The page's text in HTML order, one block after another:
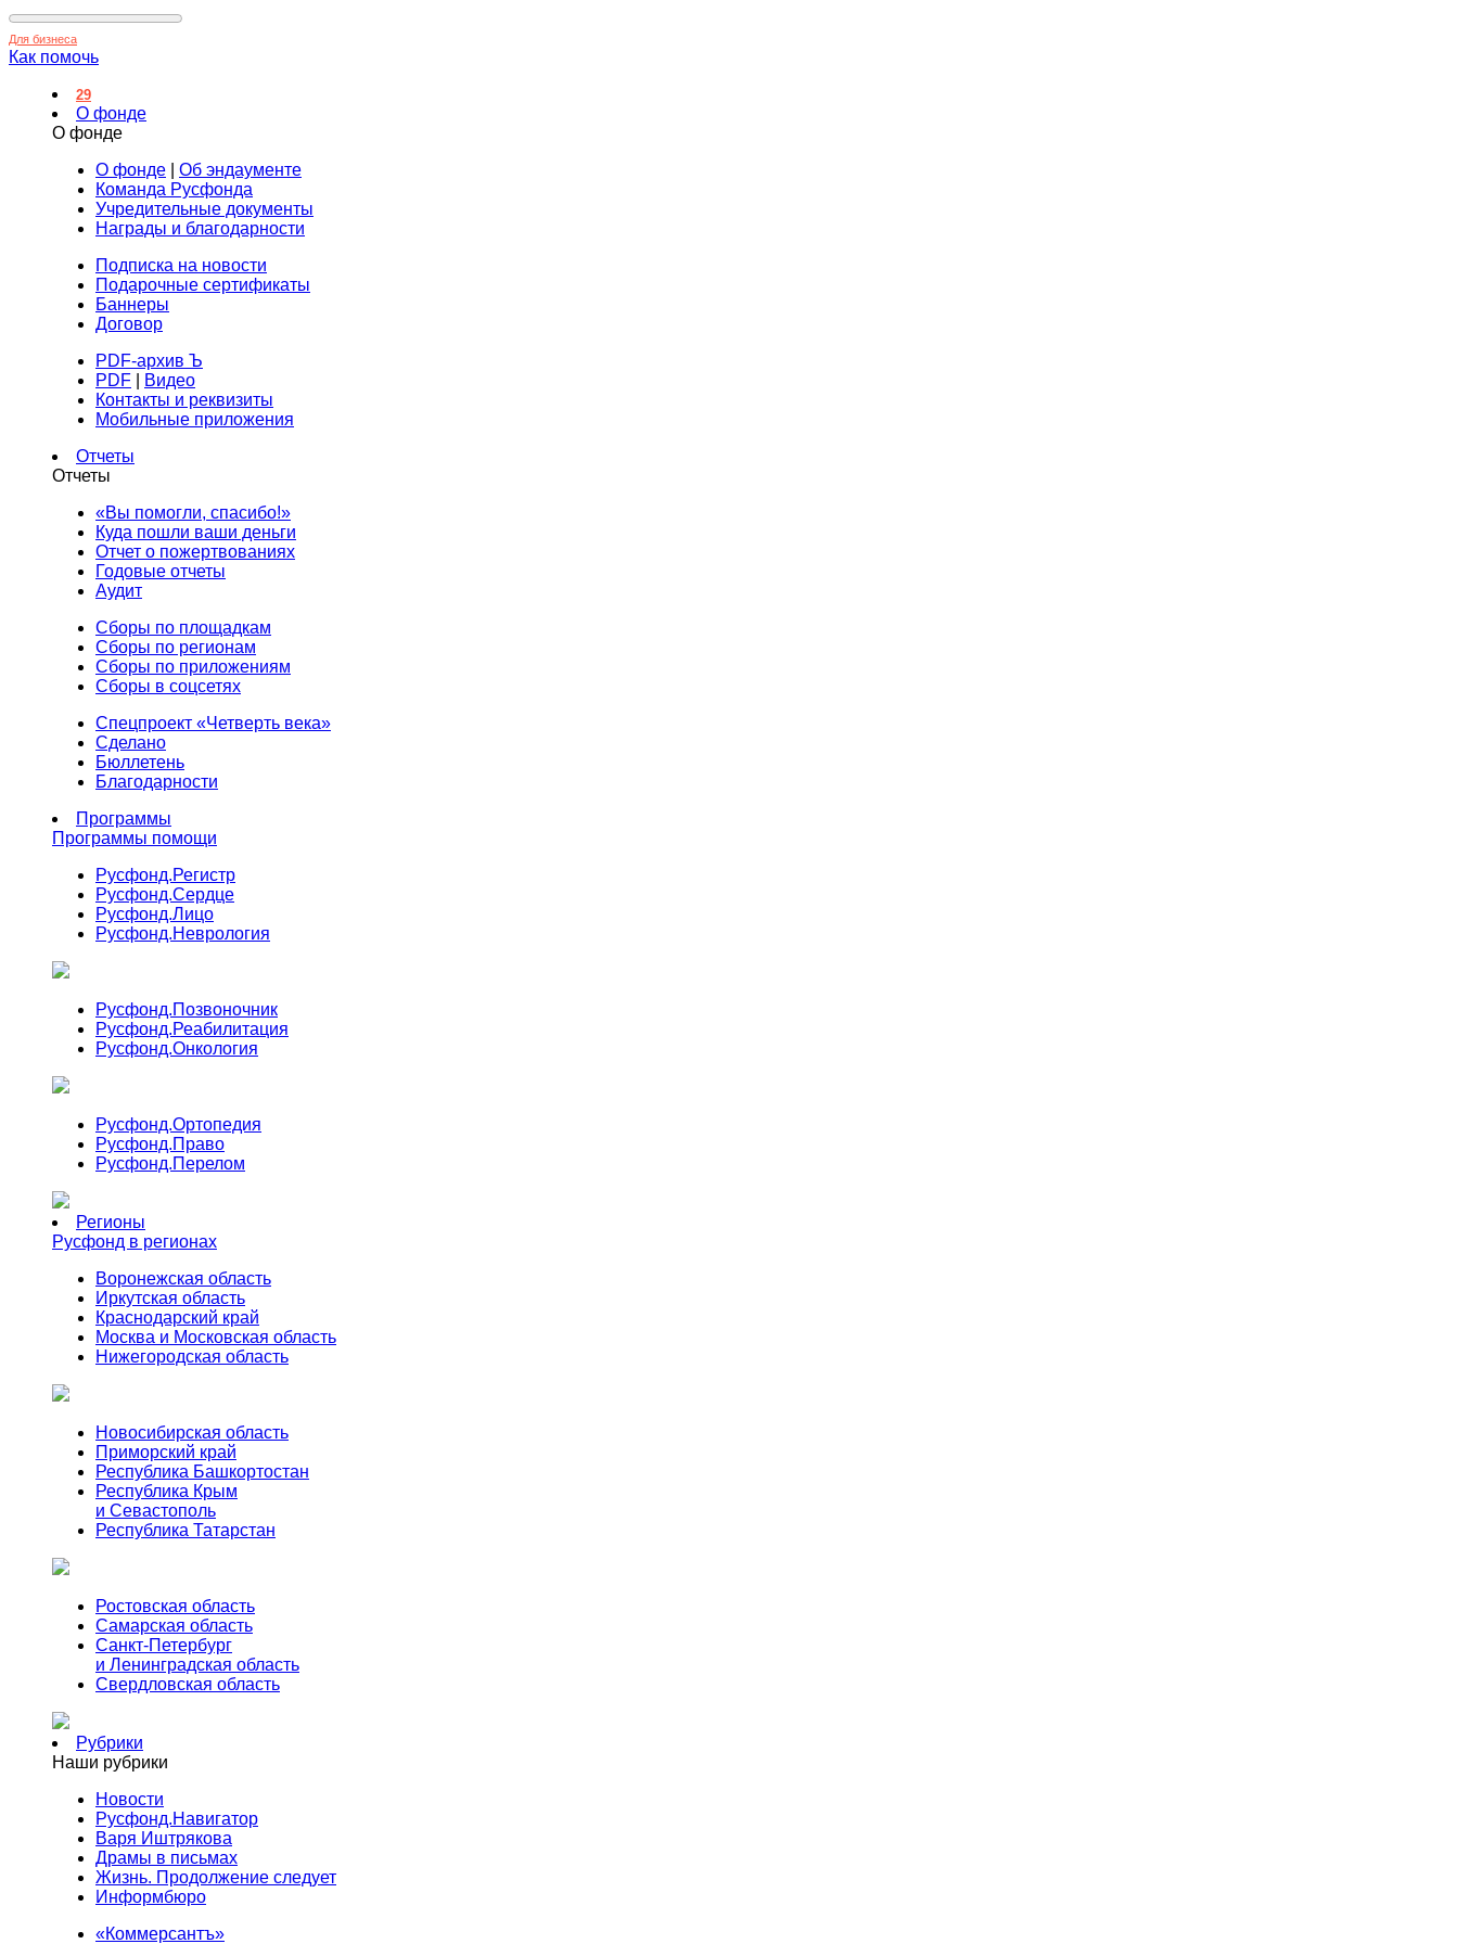
Для бизнеса
Как помочь
29
О фонде
О фонде
О фонде
Об эндаументе
Команда Русфонда
Учредительные документы
Награды и благодарности
Подписка на новости
Подарочные сертификаты
Баннеры
Договор
PDF-архив Ъ
PDF
Видео
Контакты и реквизиты
Мобильные приложения
Отчеты
Отчеты
«Вы помогли, спасибо!»
Куда пошли ваши деньги
Отчет о пожертвованиях
Годовые отчеты
Аудит
Сборы по площадкам
Сборы по регионам
Сборы по приложениям
Сборы в соцсетях
Спецпроект «Четверть века»
Сделано
Бюллетень
Благодарности
Программы
Программы помощи
Русфонд.Регистр
Русфонд.Сердце
Русфонд.Лицо
Русфонд.Неврология
Русфонд.Позвоночник
Русфонд.Реабилитация
Русфонд.Онкология
Русфонд.Ортопедия
Русфонд.Право
Русфонд.Перелом
Регионы
Русфонд в регионах
Воронежская область
Иркутская область
Краснодарский край
Москва и Московская область
Нижегородская область
Новосибирская область
Приморский край
Республика Башкортостан
Республика Крым
и Севастополь
Республика Татарстан
Ростовская область
Самарская область
Санкт-Петербург
и Ленинградская область
Свердловская область
Рубрики
Наши рубрики
Новости
Русфонд.Навигатор
Варя Иштрякова
Драмы в письмах
Жизнь. Продолжение следует
Информбюро
«Коммерсантъ»